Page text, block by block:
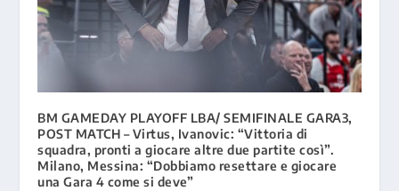
BM GAMEDAY PLAYOFF LBA/ SEMIFINALE GARA3,
POST MATCH – Virtus, Ivanovic: “Vittoria di
squadra, pronti a giocare altre due partite così”.
Milano, Messina: “Dobbiamo resettare e giocare
una Gara 4 come si deve”